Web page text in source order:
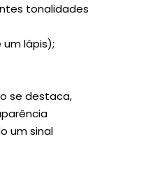
tonalidades
lápis);
se destaca,
um sinal